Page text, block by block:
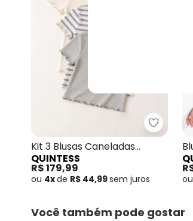
Kit 3 Blusas Caneladas
Feminina
QUINTESS
R$ 179,99
ou 4xde R$ 44,99sem juros ou
Você também pode gostar